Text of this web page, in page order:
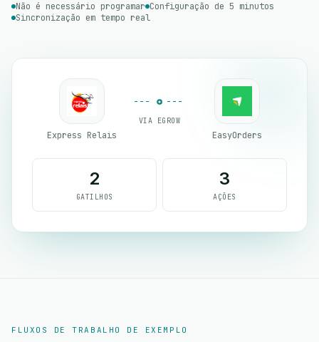
Não é necessário programar Configuração de 5 minutos
Sincronização em tempo real
Express Relais
VIA EGROW
EasyOrders
2
GATILHOS
3
AÇÕES
FLUXOS DE TRABALHO DE EXEMPLO